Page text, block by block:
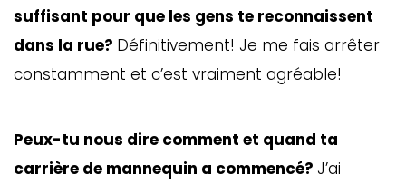
suffisant pour que les gens te reconnaissent
dans la rue? Définitivement! Je me fais arrêter
constamment et c’est vraiment agréable!
Peux-tu nous dire comment et quand ta
carrière de mannequin a commencé? J’ai